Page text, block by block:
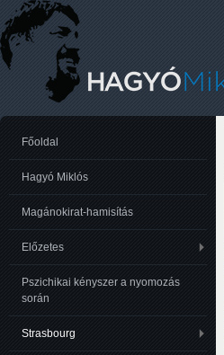
Főoldal
Hagyó Miklós
Magánokirat-hamisítás
Előzetes
Pszichikai kényszer a nyomozás
során
Strasbourg